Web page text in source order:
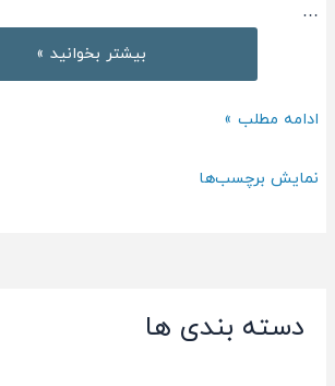
دسته بندی ها
…
لغات
آزمون
بیشتر بخوانید »
لغات
ielts
ادامه مطلب »
نمایش برچسب‌ها